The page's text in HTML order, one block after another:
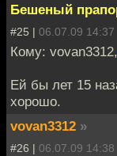
Бешеный
#25 | 06.07.09 14:37
Кому: vovan3312,
Ей бы лет 15
хорошо.
vovan3312 »
#26 | 06.07.09 14:38